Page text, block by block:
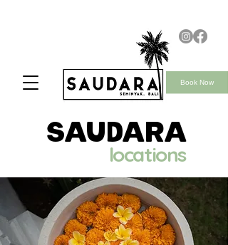
saudara
locations
Book Now